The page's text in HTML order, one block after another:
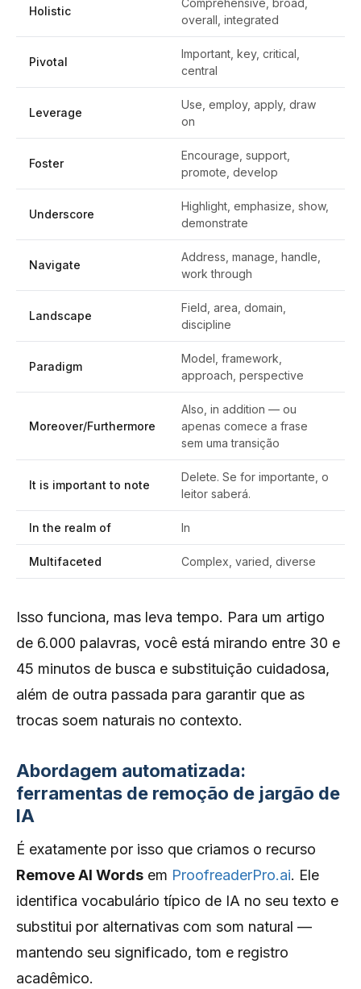
Holistic
Comprehensive, broad,
overall, integrated
Pivotal
Important, key, critical,
central
Leverage
Use, employ, apply, draw
on
Foster
Encourage, support,
promote, develop
Underscore
Highlight, emphasize, show,
demonstrate
Navigate
Address, manage, handle,
work through
Landscape
Field, area, domain,
discipline
Paradigm
Model, framework,
approach, perspective
Moreover/Furthermore
Also, in addition — ou
apenas comece a frase
sem uma transição
It is important to note
Delete. Se for importante, o
leitor saberá.
In the realm of In
Multifaceted Complex, varied, diverse
Isso funciona, mas leva tempo. Para um artigo
de 6.000 palavras, você está mirando entre 30 e
45 minutos de busca e substituição cuidadosa,
além de outra passada para garantir que as
trocas soem naturais no contexto.
Abordagem automatizada:
ferramentas de remoção de jargão de
IA
É exatamente por isso que criamos o recurso
Remove AI Words em ProofreaderPro.ai. Ele
identifica vocabulário típico de IA no seu texto e
substitui por alternativas com som natural —
mantendo seu significado, tom e registro
acadêmico.